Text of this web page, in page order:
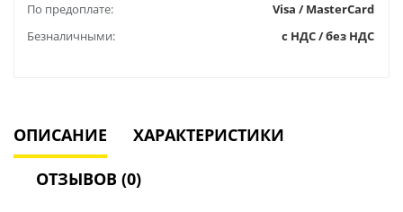
По предоплате:
Visa / MasterCard
Безналичными:
с НДС / без НДС
ОПИСАНИЕ ХАРАКТЕРИСТИКИ
ОТЗЫВОВ (0)